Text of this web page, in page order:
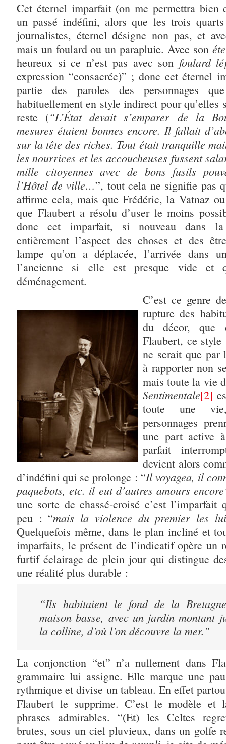
Cet éternel imparfait (on me permettra bien
un passé indéfini, alors que les trois
journalistes, éternel désigne non pas, et
mais un foulard ou un parapluie. Avec son
heureux si ce n’est pas avec son foulard
expression “consacrée)” ; donc cet éternel
partie des paroles des personnages
habituellement en style indirect pour qu’elles
reste (“L’État devait s’emparer de la
mesures étaient bonnes encore. Il fallait
sur la tête des riches. Tout était tranquille
les nourrices et les accoucheuses fussent
mille citoyennes avec de bons fusils
l’Hôtel de ville…”, tout cela ne signifie pas
affirme cela, mais que Frédéric, la Vatnaz
que Flaubert a résolu d’user le moins
donc cet imparfait, si nouveau dans la
entièrement l’aspect des choses et des
lampe qu’on a déplacée, l’arrivée dans
l’ancienne si elle est presque vide et
déménagement.
C’est ce genre
rupture des
du décor, que
Flaubert, ce style
ne serait que
à rapporter non
mais toute la vie
Sentimentale[2]
toute une
personnages
une part active
parfait
devient alors
d’indéfini qui se prolonge : “Il voyagea, il
paquebots, etc. il eut d’autres amours
une sorte de chassé-croisé c’est
peu : “mais la violence du premier les
Quelquefois même, dans le plan incliné et
imparfaits, le présent de l’indicatif opère un
furtif éclairage de plein jour qui distingue
une réalité plus durable :
“Ils habitaient le fond de la
maison basse, avec un jardin montant
la colline, d’où l’on découvre la mer.”
La conjonction “et” n’a nullement dans
grammaire lui assigne. Elle marque une
rythmique et divise un tableau. En effet
Flaubert le supprime. C’est le modèle et
phrases admirables. “(Et) les Celtes
brutes, sous un ciel pluvieux, dans un golfe